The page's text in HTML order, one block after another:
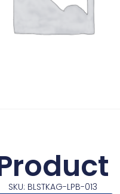
SKU: BLSTKAG-LPB-013